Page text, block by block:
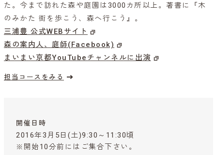
た。今まで訪れた森や庭園は3000カ所以上。著書に『木
のみかた 街を歩こう、森へ行こう』。
三浦豊 公式WEBサイト
森の案内人、庭師(Facebook)
まいまい京都YouTubeチャンネルに出演
担当コースをみる
開催日時
2016年3月5日(土)9:30～11:30頃
※開始10分前にはご集合下さい。